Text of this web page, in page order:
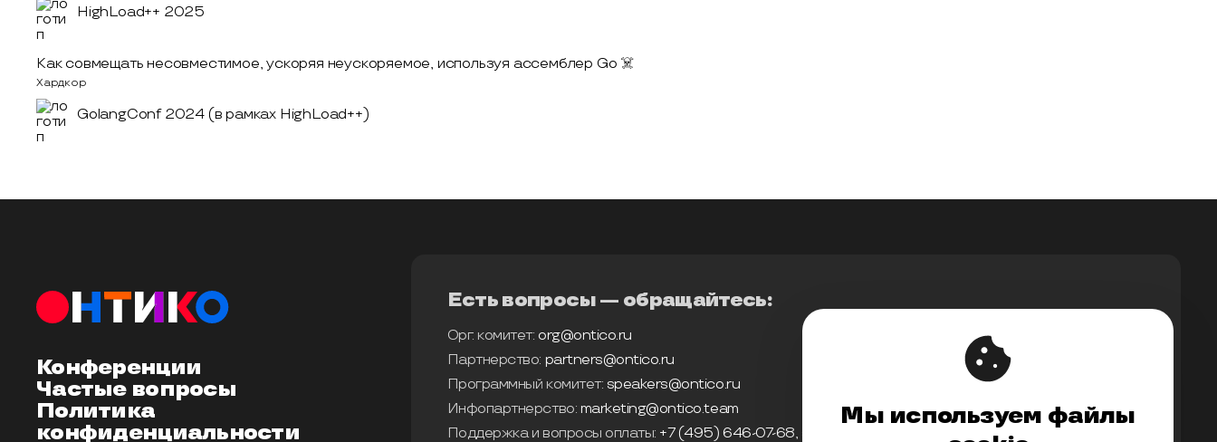
HighLoad++ 2025
Как совмещать несовместимое, ускоряя неускоряемое, используя ассемблер Go ☠️
Хардкор
GolangConf 2024 (в рамках HighLoad++)
Конференции
Частые вопросы
Политика
конфиденциальности
Есть вопросы — обращайтесь:
Орг. комитет: org@ontico.ru
Партнерство: partners@ontico.ru
Программный комитет: speakers@ontico.ru
Инфопартнерство: marketing@ontico.team
Поддержка и вопросы оплаты: +7 (495) 646-07-68, @ontico_support
Мы используем файлы